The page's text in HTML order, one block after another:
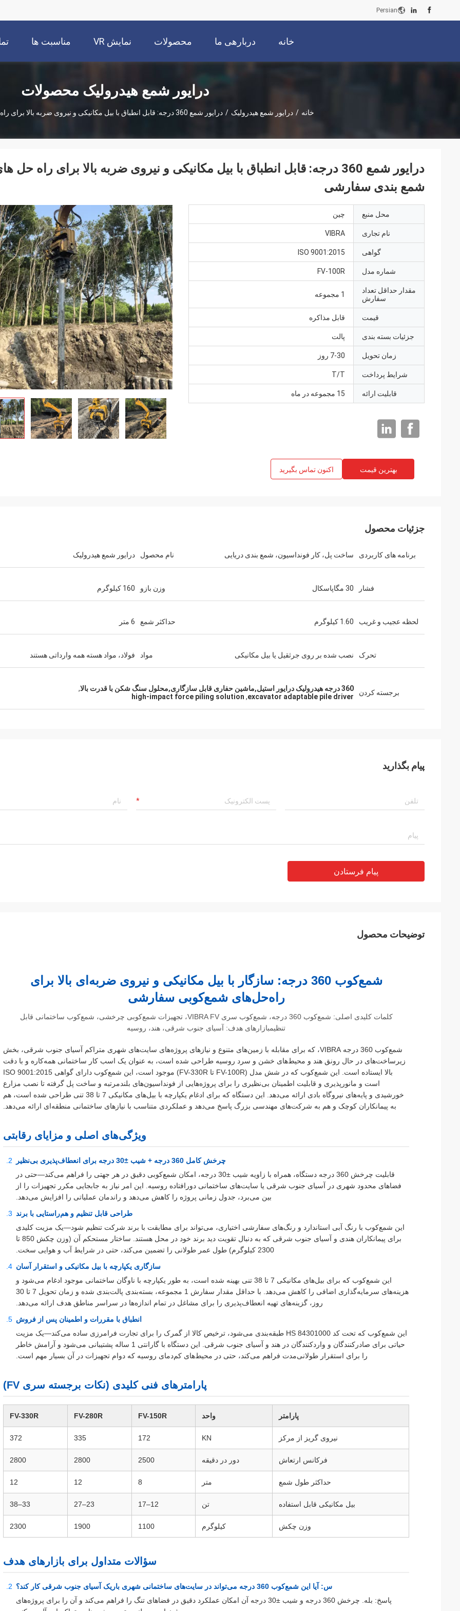
Persian
خانه دربارهی ما محصولات نمایش VR مناسبت ها
درایور شمع هیدرولیک محصولات
خانه / درایور شمع هیدرولیک / درایور شمع 360 درجه: قابل انطباق با بیل مکانیکی و نیروی ضربه بالا برای راه حل های شمع بندی سفارشی
درایور شمع 360 درجه: قابل انطباق با بیل مکانیکی و نیروی ضربه بالا برای راه حل
شمع بندی سفارشی
محل منبع چین
نام تجاری VIBRA
گواهی ISO 9001:2015
شماره مدل FV-100R
مقدار حداقل تعداد
سفارش
1 مجموعه
قیمت قابل مذاکره
جزئیات بسته بندی پالت
زمان تحویل 7-30 روز
شرایط پرداخت T/T
قابلیت ارائه 15 مجموعه در ماه
بهترین قیمت اکنون تماس بگیرید
جزئیات محصول
برنامه های کاربردی ساخت پل، کار فونداسیون، شمع بندی دریایی نام محصول درایور شمع هیدرولیک
فشار 30 مگاپاسکال وزن بازو 160 کیلوگرم
لحظه عجیب و غریب 1.60 کیلوگرم حداکثر شمع 6 متر
تحرک نصب شده بر روی جرثقیل یا بیل مکانیکی مواد فولاد، مواد هسته همه وارداتی هستند
برجسته کردن 360 درجه هیدرولیک درایور استیل,ماشین حفاری قابل سازگاری,محلول سنگ شکن با قدرت بالا
,
excavator adaptable pile driver
,
high-impact force piling solution
پیام بگذارید
پیام فرستادن
توضیحات محصول
شمع‌کوب 360 درجه: سازگار با بیل مکانیکی و نیروی ضربه‌ای بالا برای
راه‌حل‌های شمع‌کوبی سفارشی
کلمات کلیدی اصلی: شمع‌کوب 360 درجه، شمع‌کوب سری VIBRA FV، تجهیزات شمع‌کوبی چرخشی، شمع‌کوب ساختمانی قابل
تنظیمبازارهای هدف: آسیای جنوب شرقی، هند، روسیه
شمع‌کوب 360 درجه VIBRA، که برای مقابله با زمین‌های متنوع و نیازهای پروژه‌های سایت‌های شهری متراکم آسیای جنوب شرقی، بخش
زیرساخت‌های در حال رونق هند و محیط‌های خشن و سرد روسیه طراحی شده است، به عنوان یک اسب کار ساختمانی همه‌کاره و با دقت
بالا ایستاده است. این شمع‌کوب که در شش مدل (FV-100R تا FV-330R) موجود است، این شمع‌کوب دارای گواهی ISO 9001:2015
است و مانورپذیری و قابلیت اطمینان بی‌نظیری را برای پروژه‌هایی از فونداسیون‌های بلندمرتبه و ساخت پل گرفته تا نصب مزارع
خورشیدی و پایه‌های نیروگاه بادی ارائه می‌دهد. این دستگاه که برای ادغام یکپارچه با بیل‌های مکانیکی 7 تا 38 تنی طراحی شده است، هم
به پیمانکاران کوچک و هم به شرکت‌های مهندسی بزرگ پاسخ می‌دهد و عملکردی متناسب با نیازهای ساختمانی منطقه‌ای ارائه می‌دهد.
ویژگی‌های اصلی و مزایای رقابتی
چرخش کامل 360 درجه + شیب ±30 درجه برای انعطاف‌پذیری بی‌نظیر
قابلیت چرخش 360 درجه دستگاه، همراه با زاویه شیب ±30 درجه، امکان شمع‌کوبی دقیق در هر جهتی را فراهم می‌کند—حتی در
فضاهای محدود شهری در آسیای جنوب شرقی یا سایت‌های ساختمانی دورافتاده روسیه. این امر نیاز به جابجایی مکرر تجهیزات را از
بین می‌برد، جدول زمانی پروژه را کاهش می‌دهد و راندمان عملیاتی را افزایش می‌دهد.
طراحی قابل تنظیم و هم‌راستایی با برند
این شمع‌کوب با رنگ آبی استاندارد و رنگ‌های سفارشی اختیاری، می‌تواند برای مطابقت با برند شرکت تنظیم شود—یک مزیت کلیدی
برای پیمانکاران هندی و آسیای جنوب شرقی که به دنبال تقویت دید برند خود در محل هستند. ساختار مستحکم آن (وزن چکش 850 تا
2300 کیلوگرم) طول عمر طولانی را تضمین می‌کند، حتی در شرایط آب و هوایی سخت.
سازگاری یکپارچه با بیل مکانیکی و استقرار آسان
این شمع‌کوب که برای بیل‌های مکانیکی 7 تا 38 تنی بهینه شده است، به طور یکپارچه با ناوگان ساختمانی موجود ادغام می‌شود و
هزینه‌های سرمایه‌گذاری اضافی را کاهش می‌دهد. با حداقل مقدار سفارش 1 مجموعه، بسته‌بندی پالت‌بندی شده و زمان تحویل 7 تا 30
روز، گزینه‌های تهیه انعطاف‌پذیری را برای مشاغل در تمام اندازه‌ها در سراسر مناطق هدف ارائه می‌دهد.
انطباق با مقررات و اطمینان پس از فروش
این شمع‌کوب که تحت کد HS 84301000 طبقه‌بندی می‌شود، ترخیص کالا از گمرک را برای تجارت فرامرزی ساده می‌کند—یک مزیت
حیاتی برای صادرکنندگان و واردکنندگان در هند و آسیای جنوب شرقی. این دستگاه با گارانتی 1 ساله پشتیبانی می‌شود و آرامش خاطر
را برای استقرار طولانی‌مدت فراهم می‌کند، حتی در محیط‌های کم‌دمای روسیه که دوام تجهیزات در آن بسیار مهم است.
پارامترهای فنی کلیدی (نکات برجسته سری FV)
پارامتر واحد FV-150R
FV-280R
FV-330R
نیروی گریز از مرکز KN
172
335
372
فرکانس ارتعاش دور در دقیقه 2500
2800
2800
حداکثر طول شمع متر 8
12
12
بیل مکانیکی قابل استفاده تن 12–17
23–27
33–38
وزن چکش کیلوگرم 1100
1900
2300
سؤالات متداول برای بازارهای هدف
س: آیا این شمع‌کوب 360 درجه می‌تواند در سایت‌های ساختمانی شهری باریک آسیای جنوب شرقی کار کند؟
پاسخ: بله. چرخش 360 درجه و شیب ±30 درجه آن امکان عملکرد دقیق در فضاهای تنگ را فراهم می‌کند و آن را برای پروژه‌های